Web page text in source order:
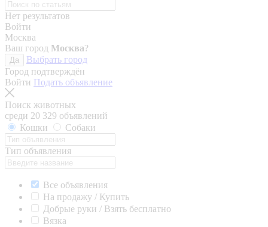
Нет результатов
Войти
Москва
Ваш город Москва?
Да
Выбрать город
Город подтверждён
Войти Подать объявление
Поиск животных
среди 20 329 объявлений
Кошки
Собаки
Тип объявления
Все объявления
На продажу / Купить
Добрые руки / Взять бесплатно
Вязка